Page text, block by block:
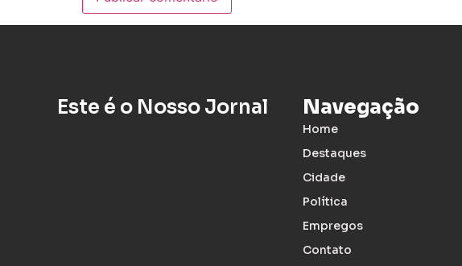
Este é o Nosso Jornal Navegação
Home
Destaques
Cidade
Política
Empregos
Contato